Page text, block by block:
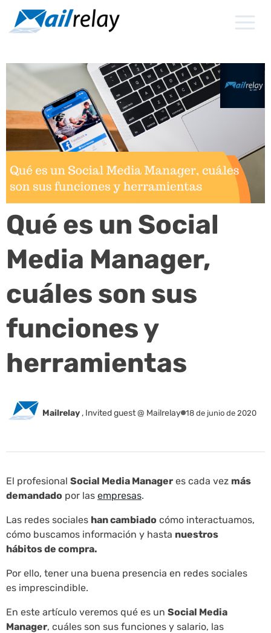
contenido
Qué es un Social
Media Manager,
cuáles son sus
funciones y
herramientas
Mailrelay , Invited guest @ Mailrelay 18 de junio de 2020
El profesional Social Media Manager es cada vez más
demandado por las empresas.
Las redes sociales han cambiado cómo interactuamos,
cómo buscamos información y hasta nuestros
hábitos de compra.
Por ello, tener una buena presencia en redes sociales
es imprescindible.
En este artículo veremos qué es un Social Media
Manager, cuáles son sus funciones y salario, las